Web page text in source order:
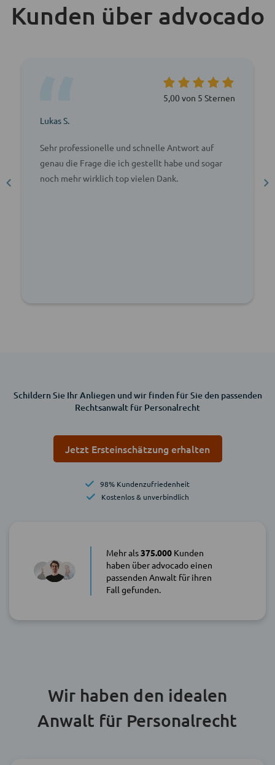
Kunden über advocado
5,00 von 5 Sternen
Lukas S.
Sehr professionelle und schnelle Antwort auf
genau die Frage die ich gestellt habe und sogar
noch mehr wirklich top vielen Dank.
Schildern Sie Ihr Anliegen und wir finden für Sie den passenden
Rechtsanwalt für Personalrecht
Jetzt Ersteinschätzung erhalten
98% Kundenzufriedenheit
Kostenlos & unverbindlich
Mehr als375.000Kunden
haben über advocado einen
passenden Anwalt für ihren
Fall gefunden.
Wir haben den idealen
Anwalt für Personalrecht